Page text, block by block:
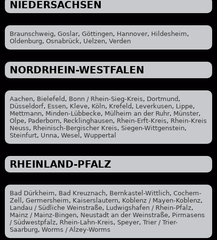
NIEDERSACHSEN
Braunschweig, Goslar, Göttingen, Hannover, Hildesheim,
Oldenburg, Osnabrück, Uelzen, Verden
NORDRHEIN-WESTFALEN
Aachen, Bielefeld , Bonn / Rhein-Sieg-Kreis, Dortmund ,
Düsseldorf, Essen, Kleve, Köln, Krefeld , Leverkusen, Lippe,
Mettmann, Minden-Lübbecke, Mülheim an der Ruhr, Münster,
Olpe, Paderborn, Recklinghausen, Rhein-Erft-Kreis, Rhein-Kreis
Neuss, Rheinisch-Bergischer Kreis, Siegen-Wittgenstein,
Steinfurt, Unna, Wesel , Wuppertal
RHEINLAND-PFALZ
Bad Dürkheim, Bad Kreuznach, Bernkastel-Wittlich, Cochem-
Zell , Germersheim, Kaiserslautern, Koblenz / Mayen-Koblenz,
Landau / Südliche Weinstraße, Ludwigshafen / Rhein-Pfalz,
Mainz / Mainz-Bingen, Neustadt an der Weinstraße, Pirmasens
/ Südwestpfalz, Rhein-Lahn-Kreis, Speyer, Trier / Trier-
Saarburg, Worms / Alzey-Worms